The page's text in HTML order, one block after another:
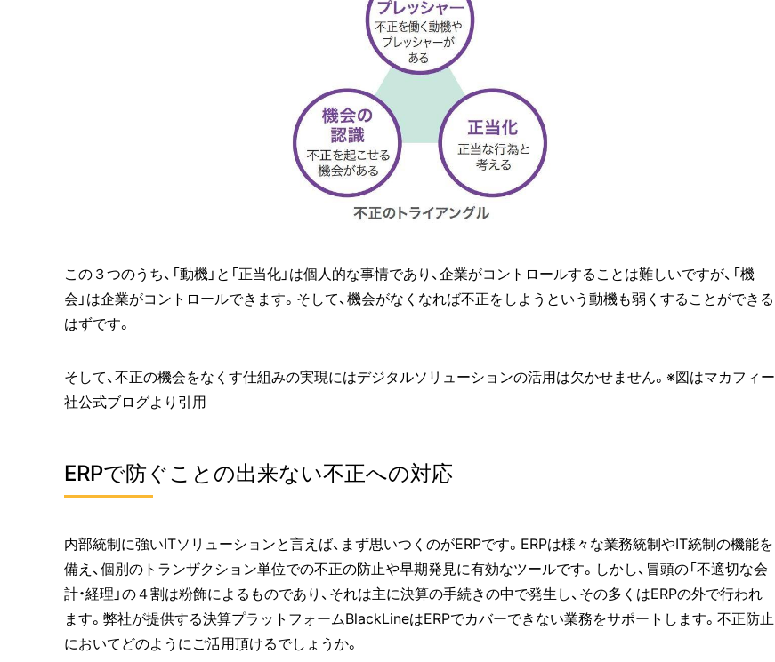
この３つのうち、「動機」と「正当化」は個人的な事情であり、企業がコントロールすることは難しいですが、「機
会」は企業がコントロールできます。そして、機会がなくなれば不正をしようという動機も弱くすることができる
はずです。
そして、不正の機会をなくす仕組みの実現にはデジタルソリューションの活用は欠かせません。※図はマカフィー
社公式ブログより引用
ERPで防ぐことの出来ない不正への対応
内部統制に強いITソリューションと言えば、まず思いつくのがERPです。ERPは様々な業務統制やIT統制の機能を
備え、個別のトランザクション単位での不正の防止や早期発見に有効なツールです。しかし、冒頭の「不適切な会
計・経理」の４割は粉飾によるものであり、それは主に決算の手続きの中で発生し、その多くはERPの外で行われ
ます。弊社が提供する決算プラットフォームBlackLineはERPでカバーできない業務をサポートします。不正防止
においてどのようにご活用頂けるでしょうか。